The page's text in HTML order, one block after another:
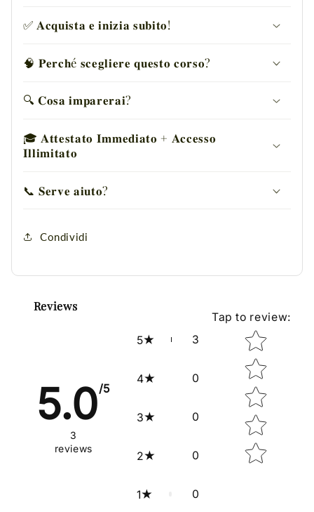
𝐃𝐢𝐬𝐩𝐞𝐧𝐬𝐚
𝐃𝐢𝐬𝐩𝐞𝐧𝐬𝐚
✅ 𝐀𝐜𝐪𝐮𝐢𝐬𝐭𝐚 𝐞 𝐢𝐧𝐢𝐳𝐢𝐚 𝐬𝐮𝐛𝐢𝐭𝐨!
🧠 𝐏𝐞𝐫𝐜𝐡é 𝐬𝐜𝐞𝐠𝐥𝐢𝐞𝐫𝐞 𝐪𝐮𝐞𝐬𝐭𝐨 𝐜𝐨𝐫𝐬𝐨?
🔍 𝐂𝐨𝐬𝐚 𝐢𝐦𝐩𝐚𝐫𝐞𝐫𝐚𝐢?
🎓 𝐀𝐭𝐭𝐞𝐬𝐭𝐚𝐭𝐨 𝐈𝐦𝐦𝐞𝐝𝐢𝐚𝐭𝐨 + 𝐀𝐜𝐜𝐞𝐬𝐬𝐨
𝐈𝐥𝐥𝐢𝐦𝐢𝐭𝐚𝐭𝐨
📞 𝐒𝐞𝐫𝐯𝐞 𝐚𝐢𝐮𝐭𝐨?
Condividi
Reviews
5.0/5
3
reviews
5 3
4 0
3 0
2 0
1 0
Tap to review:
Star rating